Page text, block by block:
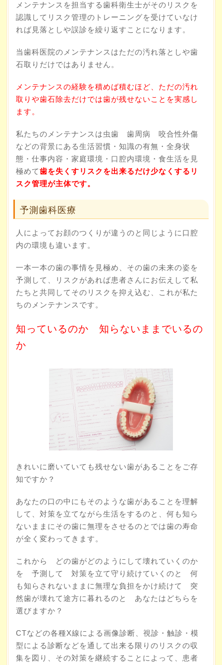
メンテナンスを担当する歯科衛生士がそのリスクを
認識してリスク管理のトレーニングを受けていなけ
れば見落としや誤診を繰り返すことになります。
当歯科医院のメンテナンスはただの汚れ落としや歯
石取りだけではありません。
メンテナンスの経験を積めば積むほど、ただの汚れ
取りや歯石除去だけでは歯が残せないことを実感し
ます。
私たちのメンテナンスは虫歯 歯周病 咬合性外傷
などの背景にある生活習慣・知識の有無・全身状
態・仕事内容・家庭環境・口腔内環境・食生活を見
極めて歯を失くすリスクを出来るだけ少なくするリ
スク管理が主体です。
予測歯科医療
人によってお顔のつくりが違うのと同じように口腔
内の環境も違います。
一本一本の歯の事情を見極め、その歯の未来の姿を
予測して、リスクがあれば患者さんにお伝えして私
たちと共同してそのリスクを抑え込む、これが私た
ちのメンテナンスです。
知っているのか 知らないままでいるの
か
きれいに磨いていても残せない歯があることをご存
知ですか？
あなたの口の中にもそのような歯があることを理解
して、対策を立てながら生活をするのと、何も知ら
ないままにその歯に無理をさせるのとでは歯の寿命
が全く変わってきます。
これから どの歯がどのようにして壊れていくのか
を 予測して 対策を立て守り続けていくのと 何
も知らされないままに無理な負担をかけ続けて 突
然歯が壊れて途方に暮れるのと あなたはどちらを
選びますか？
CTなどの各種X線による画像診断、視診・触診・模
型による診断などを通して出来る限りのリスクの収
集を図り、その対策を継続することによって、患者